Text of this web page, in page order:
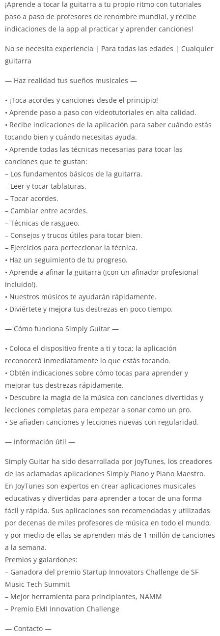
¡Aprende a tocar la guitarra a tu propio ritmo con tutoriales
paso a paso de profesores de renombre mundial, y recibe
indicaciones de la app al practicar y aprender canciones!
No se necesita experiencia | Para todas las edades | Cualquier
guitarra
— Haz realidad tus sueños musicales —
• ¡Toca acordes y canciones desde el principio!
• Aprende paso a paso con videotutoriales en alta calidad.
• Recibe indicaciones de la aplicación para saber cuándo estás
tocando bien y cuándo necesitas ayuda.
• Aprende todas las técnicas necesarias para tocar las
canciones que te gustan:
– Los fundamentos básicos de la guitarra.
– Leer y tocar tablaturas.
– Tocar acordes.
– Cambiar entre acordes.
– Técnicas de rasgueo.
– Consejos y trucos útiles para tocar bien.
– Ejercicios para perfeccionar la técnica.
• Haz un seguimiento de tu progreso.
• Aprende a afinar la guitarra (¡con un afinador profesional
incluido!).
• Nuestros músicos te ayudarán rápidamente.
• Diviértete y mejora tus destrezas en poco tiempo.
— Cómo funciona Simply Guitar —
• Coloca el dispositivo frente a ti y toca; la aplicación
reconocerá inmediatamente lo que estás tocando.
• Obtén indicaciones sobre cómo tocas para aprender y
mejorar tus destrezas rápidamente.
• Descubre la magia de la música con canciones divertidas y
lecciones completas para empezar a sonar como un pro.
• Se añaden canciones y lecciones nuevas con regularidad.
— Información útil —
Simply Guitar ha sido desarrollada por JoyTunes, los creadores
de las aclamadas aplicaciones Simply Piano y Piano Maestro.
En JoyTunes son expertos en crear aplicaciones musicales
educativas y divertidas para aprender a tocar de una forma
fácil y rápida. Sus aplicaciones son recomendadas y utilizadas
por decenas de miles profesores de música en todo el mundo,
y por medio de ellas se aprenden más de 1 millón de canciones
a la semana.
Premios y galardones:
– Ganadora del premio Startup Innovators Challenge de SF
Music Tech Summit
– Mejor herramienta para principiantes, NAMM
– Premio EMI Innovation Challenge
— Contacto —